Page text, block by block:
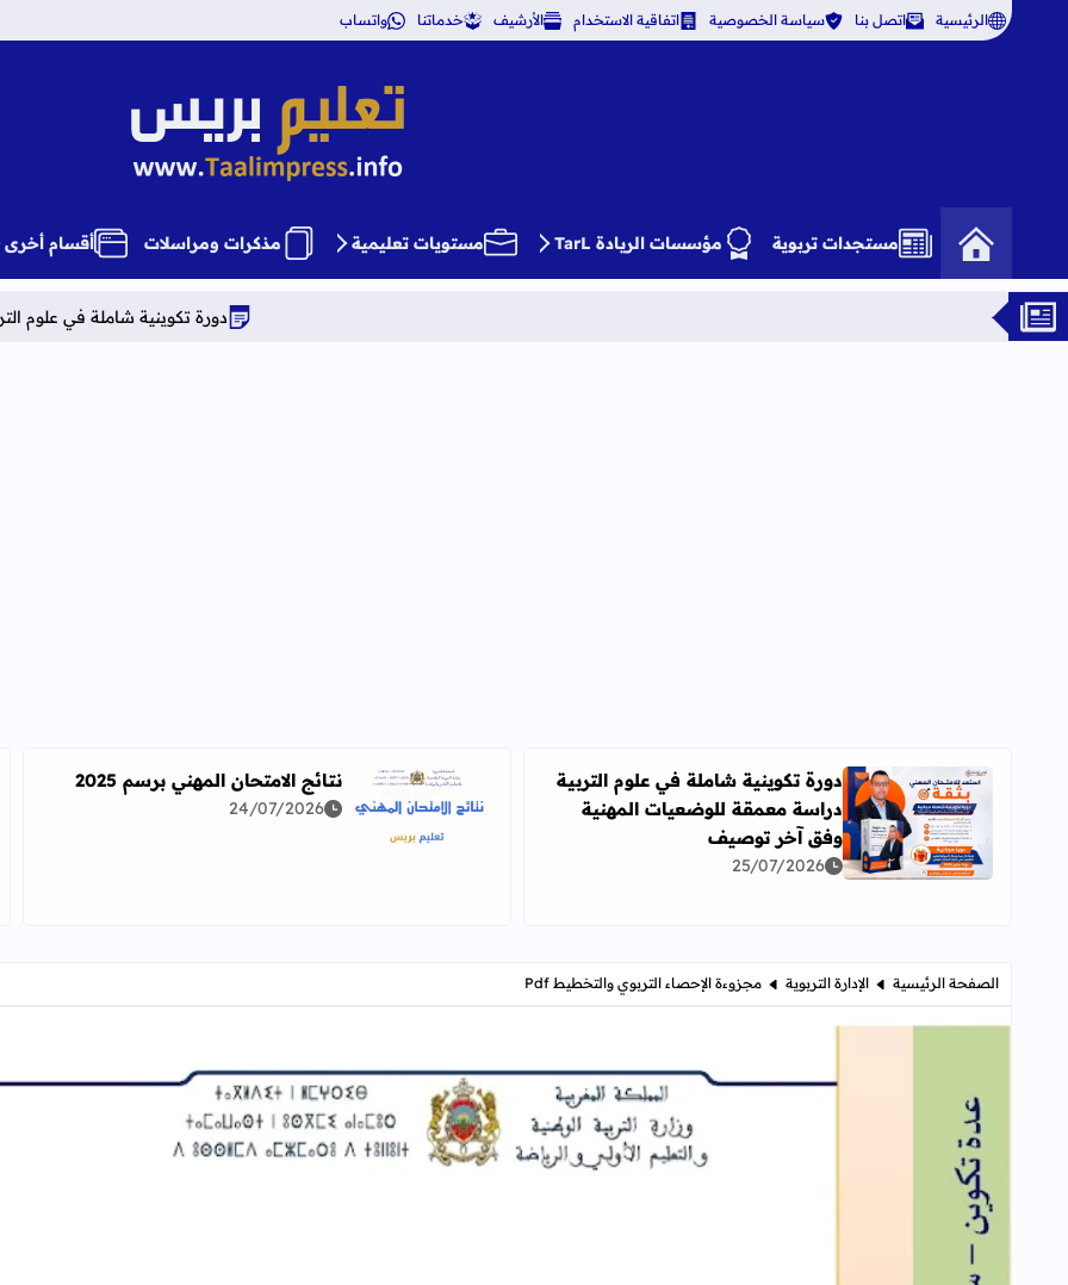
الرئيسية اتصل بنا سياسة الخصوصية اتفاقية الاستخدام الأرشيف خدماتنا واتساب
تعليم بريس TaalimPress
مستجدات تربوية مؤسسات الريادة TarL مستويات تعليمية مذكرات ومراسلات أقسام أخرى
دورة تكوينية شاملة في علوم التربية دراسة
اقرأ المزيد عن دورة تكوينية شاملة في علوم التربية دراسة معمقة للوضعيات المهنية وفق آخر توصيف
دورة تكوينية شاملة في علوم التربية
دراسة معمقة للوضعيات المهنية
وفق آخر توصيف
25/07/2026
اقرأ المزيد عن نتائج الامتحان المهني برسم 2025
نتائج الامتحان المهني برسم 2025
24/07/2026
الصفحة الرئيسية الإدارة التربوية مجزوءة الإحصاء التربوي والتخطيط Pdf